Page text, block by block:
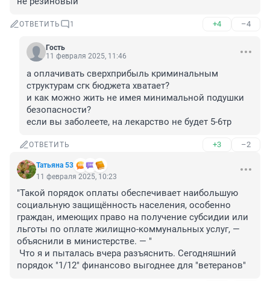
ОТВЕТИТЬ 1 +4 –4
Гость
11 февраля 2025, 11:46
а оплачивать сверхприбыль криминальным
структурам сгк бюджета хватает?
и как можно жить не имея минимальной подушки
безопасности?
если вы заболеете, на лекарство не будет 5-6тр
ОТВЕТИТЬ +3 –2
Татьяна 53
11 февраля 2025, 10:23
"Такой порядок оплаты обеспечивает наибольшую
социальную защищённость населения, особенно
граждан, имеющих право на получение субсидии или
льготы по оплате жилищно-коммунальных услуг, —
объяснили в министерстве. — "
Что я и пыталась вчера разъяснить. Сегодняшний
порядок "1/12" финансово выгоднее для "ветеранов"